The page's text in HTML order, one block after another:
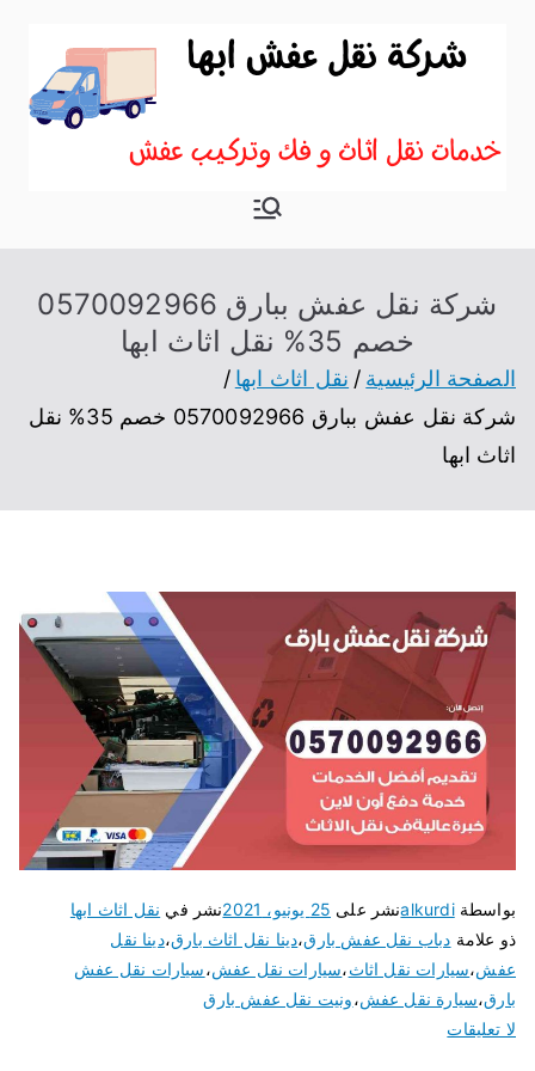
نقل اثاث ابها
موقع آخر في نقل عفش
شركة نقل عفش ببارق 0570092966
خصم 35% نقل اثاث ابها
الصفحة الرئيسية
نقل اثاث ابها
شركة نقل عفش ببارق 0570092966 خصم 35% نقل
اثاث ابها
بواسطةalkurdiنشر على 25 يونيو، 2021 نشر في نقل اثاث ابها
ذو علامة دباب نقل عفش بارق،دينا نقل اثاث بارق،دينا نقل
عفش،سيارات نقل اثاث،سيارات نقل عفش،سيارات نقل عفش
بارق،سيارة نقل عفش،ونيت نقل عفش بارق
لا تعليقات